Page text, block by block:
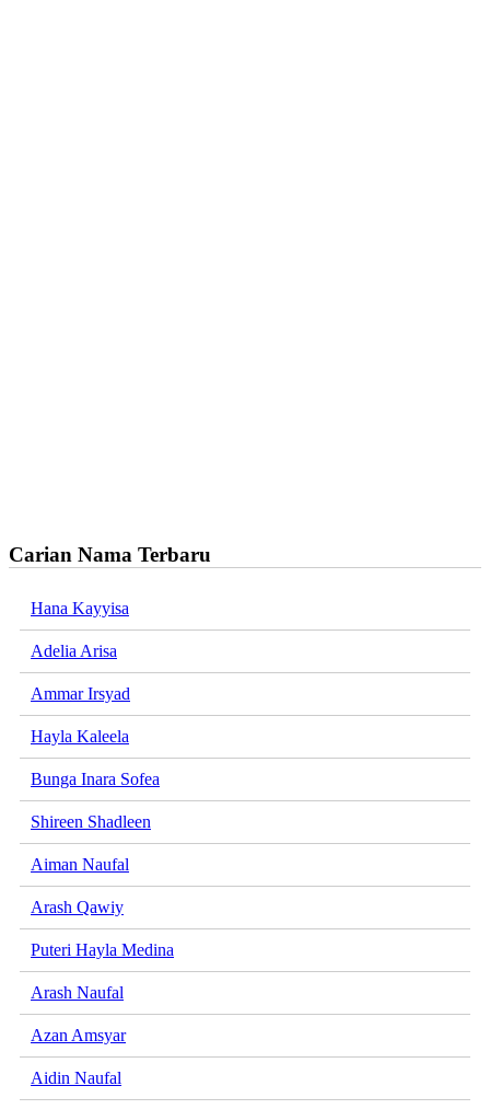
Carian Nama Terbaru
Hana Kayyisa
Adelia Arisa
Ammar Irsyad
Hayla Kaleela
Bunga Inara Sofea
Shireen Shadleen
Aiman Naufal
Arash Qawiy
Puteri Hayla Medina
Arash Naufal
Azan Amsyar
Aidin Naufal